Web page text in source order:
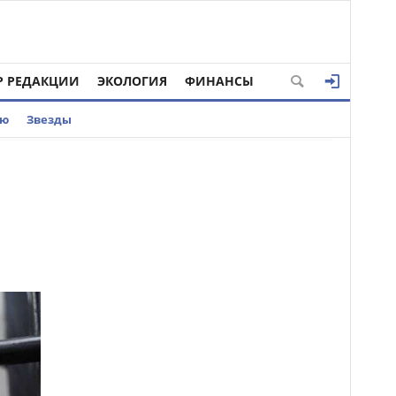
РЕДАКЦИИ ЭКОЛОГИЯ ФИНАНСЫ
Звезды